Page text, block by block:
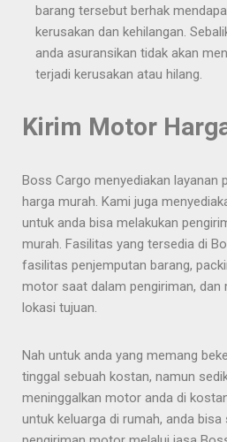
barang tersebut berhak
kerusakan dan kehilangan.
anda asuransikan tidak akan
terjadi kerusakan atau hilang.
Kirim Motor
Boss Cargo menyediakan layanan
harga murah. Kami juga
untuk anda bisa melakukan
murah. Fasilitas yang tersedia di
fasilitas penjemputan barang,
motor saat dalam pengiriman, dan
lokasi tujuan.
Nah untuk anda yang memang
tinggal sebuah kostan, namun
meninggalkan motor anda di
untuk keluarga di rumah, anda bisa